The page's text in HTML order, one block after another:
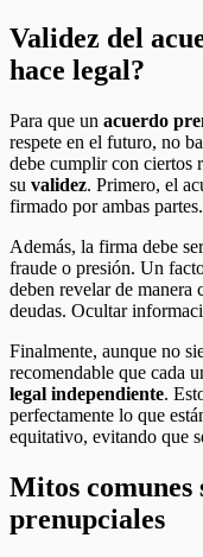
Validez del
hace legal?
Para que un acuerdo
respete en el futuro, no
debe cumplir con ciertos
su validez. Primero, el
firmado por ambas partes.
Además, la firma debe
fraude o presión. Un
deben revelar de manera
deudas. Ocultar
Finalmente, aunque no
recomendable que cada
legal independiente.
perfectamente lo que
equitativo, evitando que
Mitos comunes
prenupciales